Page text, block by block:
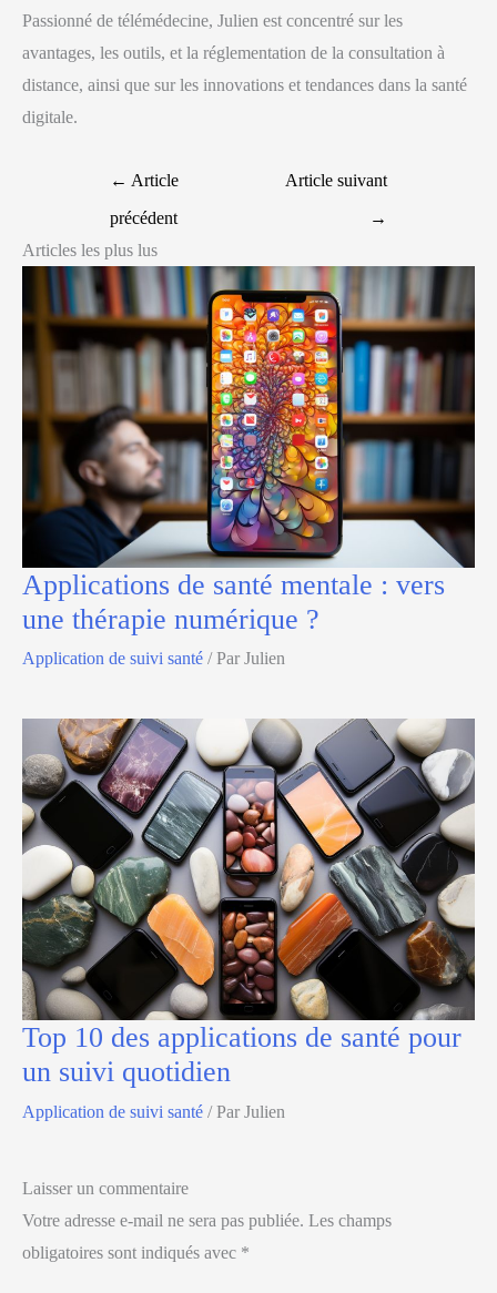
Passionné de télémédecine, Julien est concentré sur les
avantages, les outils, et la réglementation de la consultation à
distance, ainsi que sur les innovations et tendances dans la santé
digitale.
← Article
précédent
Article suivant
→
Articles les plus lus
Applications de santé mentale : vers
une thérapie numérique ?
Application de suivi santé / Par Julien
Top 10 des applications de santé pour
un suivi quotidien
Application de suivi santé / Par Julien
Laisser un commentaire
Votre adresse e-mail ne sera pas publiée. Les champs
obligatoires sont indiqués avec *